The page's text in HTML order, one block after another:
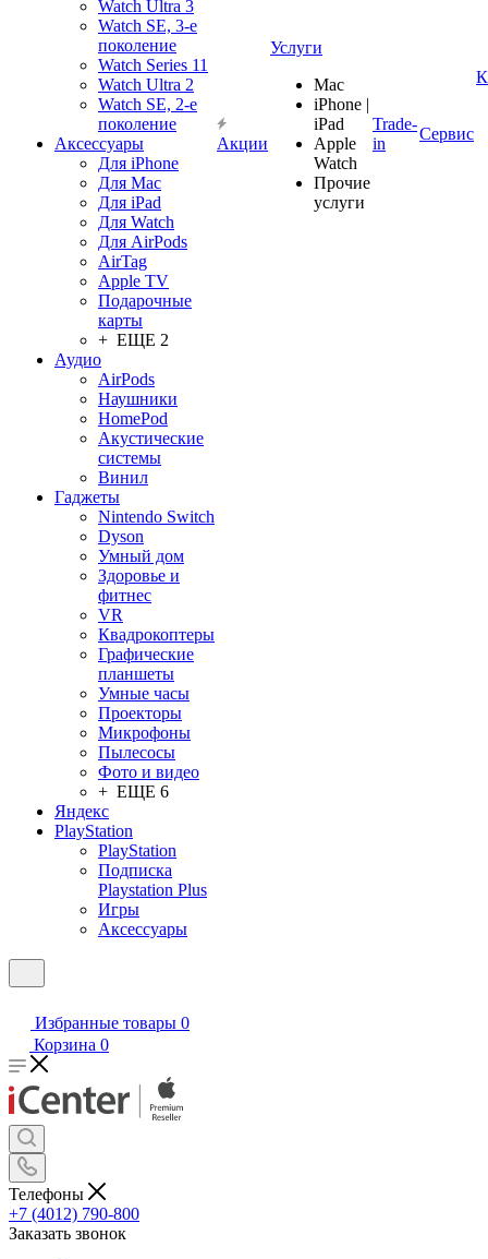
Watch Ultra 3
Watch SE, 3-е
поколение
Watch Series 11
Watch Ultra 2
Watch SE, 2-е
поколение
Аксессуары
Для iPhone
Для Mac
Для iPad
Для Watch
Для AirPods
AirTag
Apple TV
Подарочные
карты
+ ЕЩЕ 2
Аудио
AirPods
Наушники
HomePod
Акустические
системы
Винил
Гаджеты
Nintendo Switch
Dyson
Умный дом
Здоровье и
фитнес
VR
Квадрокоптеры
Графические
планшеты
Умные часы
Проекторы
Микрофоны
Пылесосы
Фото и видео
+ ЕЩЕ 6
Яндекс
PlayStation
PlayStation
Подписка
Playstation Plus
Игры
Аксессуары
Акции
Услуги
Mac
iPhone |
iPad
Apple
Watch
Прочие
услуги
Trade-
in
Сервис
Избранные товары 0
Корзина 0
Телефоны
+7 (4012) 790-800
Заказать звонок